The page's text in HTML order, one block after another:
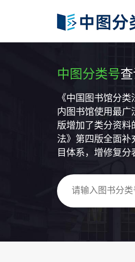
中图分类号
《中国图书馆分
内图书馆使用最
版增加了类分资料
法》第四版全面补
目体系，增修复分